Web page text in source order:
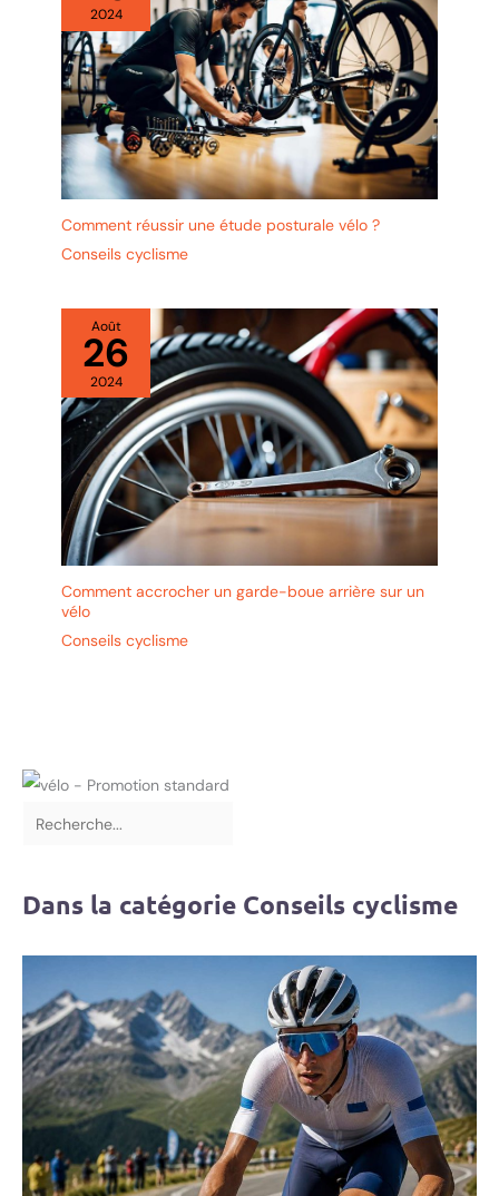
2024
Comment réussir une étude posturale vélo ?
Conseils cyclisme
Août
26
2024
Comment accrocher un garde-boue arrière sur un
vélo
Conseils cyclisme
Dans la catégorie Conseils cyclisme